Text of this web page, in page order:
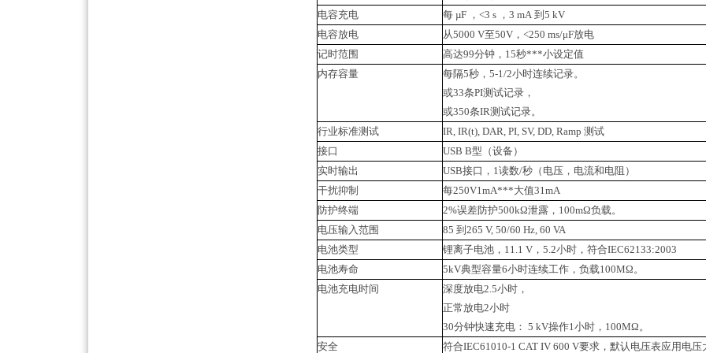
电容充电
每 µF ，<3 s ，3 mA 到5 kV
电容放电
从5000 V至50V，<250 ms/μF放电
记时范围
高达99分钟，15秒***小设定值
内存容量
每隔5秒，5-1/2小时连续记录。
或33条PI测试记录，
或350条IR测试记录。
行业标准测试
IR, IR(t), DAR, PI, SV, DD, Ramp 测试
接口
USB B型（设备）
实时输出
USB接口，1读数/秒（电压，电流和电阻）
干扰抑制
每250V1mA***大值31mA
防护终端
2%误差防护500kΩ泄露，100mΩ负载。
电压输入范围
85 到265 V, 50/60 Hz, 60 VA
电池类型
锂离子电池，11.1 V，5.2小时，符合IEC62133:2003
电池寿命
5kV典型容量6小时连续工作，负载100MΩ。
电池充电时间
深度放电2.5小时，
正常放电2小时
30分钟快速充电： 5 kV操作1小时，100MΩ。
安全
符合IEC61010-1 CAT IV 600 V要求，默认电压表应用电压